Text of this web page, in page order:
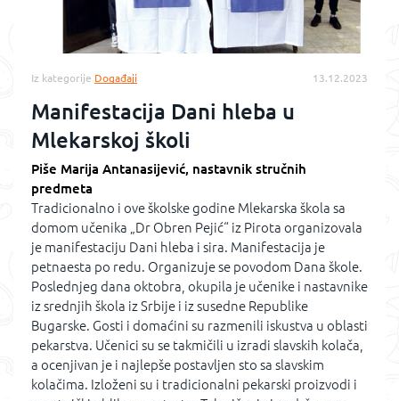
Iz kategorije Događaji 13.12.2023
Manifestacija Dani hleba u
Mlekarskoj školi
Piše Marija Antanasijević, nastavnik stručnih
predmeta
Tradicionalno i ove školske godine Mlekarska škola sa
domom učenika „Dr Obren Pejić“ iz Pirota organizovala
je manifestaciju Dani hleba i sira. Manifestacija je
petnaesta po redu. Organizuje se povodom Dana škole.
Poslednjeg dana oktobra, okupila je učenike i nastavnike
iz srednjih škola iz Srbije i iz susedne Republike
Bugarske. Gosti i domaćini su razmenili iskustva u oblasti
pekarstva. Učenici su se takmičili u izradi slavskih kolača,
a ocenjivan je i najlepše postavljen sto sa slavskim
kolačima. Izloženi su i tradicionalni pekarski proizvodi i